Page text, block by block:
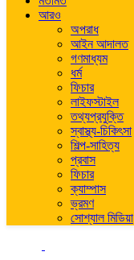
আরও
অপরাধ
আইন আদালত
গণমাধ্যম
ধর্ম
ফিচার
লাইফস্টাইল
তথ্যপ্রযুক্তি
স্বাস্থ্য-চিকিৎসা
শিল্প-সাহিত্য
প্রবাস
ফিচার
ক্যাম্পাস
ভ্রমণ
সোশ্যাল মিডিয়া